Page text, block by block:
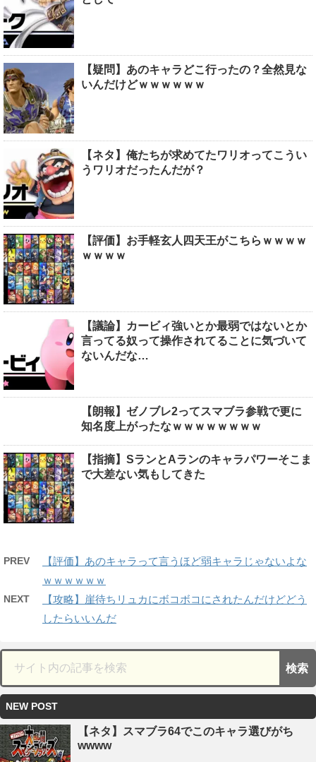
【疑問】あのキャラどこ行ったの？全然見な
いんだけどｗｗｗｗｗｗ
【ネタ】俺たちが求めてたワリオってこうい
うワリオだったんだが？
【評価】お手軽玄人四天王がこちらｗｗｗｗ
ｗｗｗｗ
【議論】カービィ強いとか最弱ではないとか
言ってる奴って操作されてることに気づいて
ないんだな…
【朗報】ゼノブレ2ってスマブラ参戦で更に
知名度上がったなｗｗｗｗｗｗｗｗ
【指摘】SランとAランのキャラパワーそこま
で大差ない気もしてきた
PREV
【評価】あのキャラって言うほど弱キャラじゃないよな
ｗｗｗｗｗｗ
NEXT
【攻略】崖待ちリュカにボコボコにされたんだけどどう
したらいいんだ
NEW POST
【ネタ】スマブラ64でこのキャラ選びがち
wwww